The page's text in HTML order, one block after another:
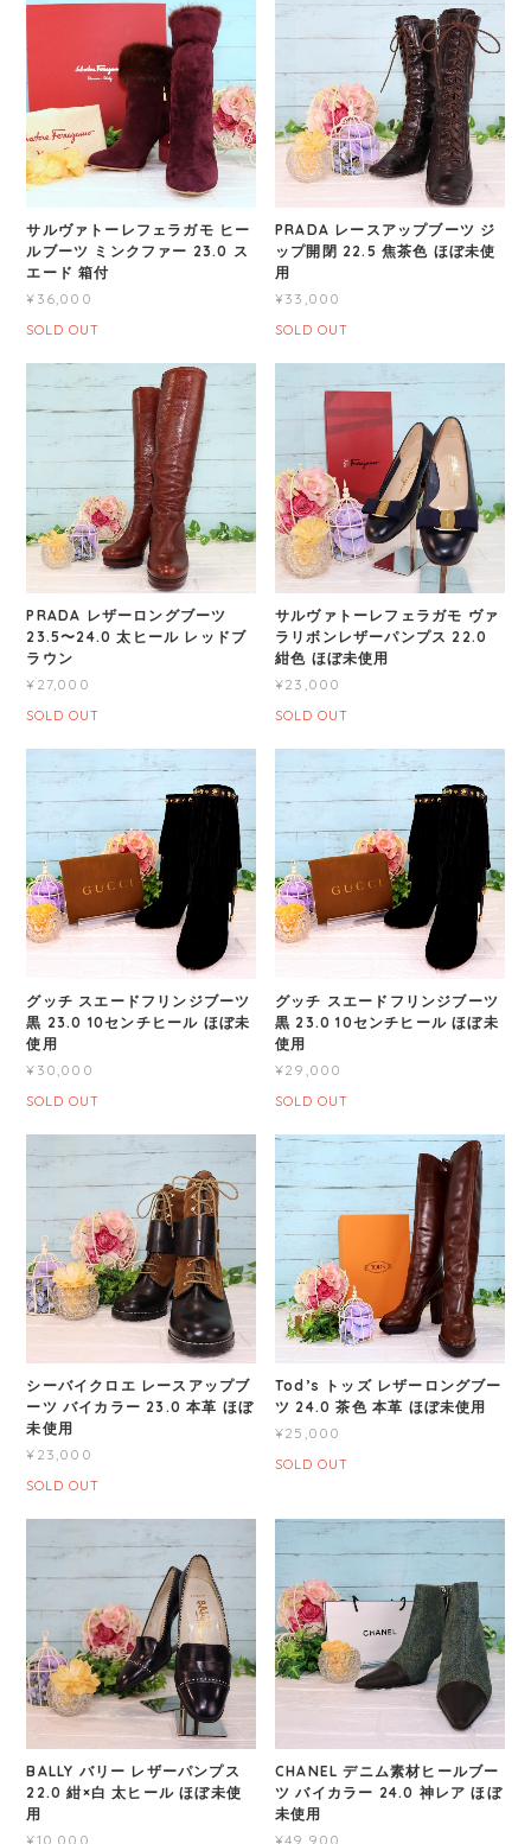
サルヴァトーレフェラガモ ヒー
ルブーツ ミンクファー 23.0 ス
エード 箱付
¥36,000
SOLD OUT
PRADA レースアップブーツ ジ
ップ開閉 22.5 焦茶色 ほぼ未使
用
¥33,000
SOLD OUT
PRADA レザーロングブーツ
23.5〜24.0 太ヒール レッドブ
ラウン
¥27,000
SOLD OUT
サルヴァトーレフェラガモ ヴァ
ラリボンレザーパンプス 22.0
紺色 ほぼ未使用
¥23,000
SOLD OUT
グッチ スエードフリンジブーツ
黒 23.0 10センチヒール ほぼ未
使用
¥30,000
SOLD OUT
グッチ スエードフリンジブーツ
黒 23.0 10センチヒール ほぼ未
使用
¥29,000
SOLD OUT
シーバイクロエ レースアップブ
ーツ バイカラー 23.0 本革 ほぼ
未使用
¥23,000
SOLD OUT
Tod’s トッズ レザーロングブー
ツ 24.0 茶色 本革 ほぼ未使用
¥25,000
SOLD OUT
BALLY バリー レザーパンプス
22.0 紺×白 太ヒール ほぼ未使
用
¥10,000
CHANEL デニム素材ヒールブー
ツ バイカラー 24.0 神レア ほぼ
未使用
¥49,900